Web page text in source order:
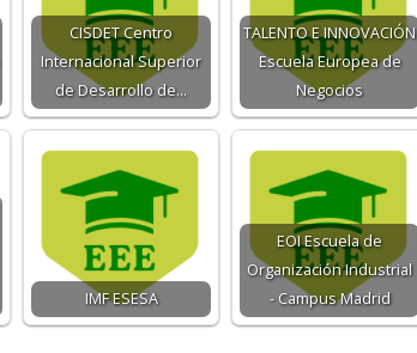
CISDET Centro
Internacional Superior
de Desarrollo de…
TALENTO E INNOVACIÓN
Escuela Europea de
Negocios
IMF ESESA
EOI Escuela de
Organización Industrial
- Campus Madrid